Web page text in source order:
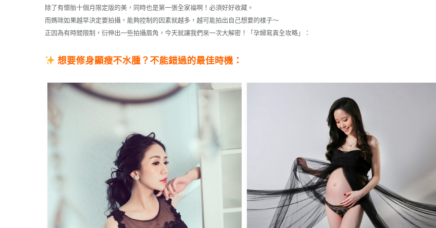
除了有懷胎十個月限定版的美，同時也是第一張全家福啊！必須好好收藏。
而媽咪如果越早決定要拍攝，能夠控制的因素就越多，越可能拍出自己想要的樣子～
正因為有時間限制，衍伸出一些拍攝眉角，今天就讓我們來一次大解密！「孕婦寫真全攻略」：
想要修身顯瘦不水腫？不能錯過的最佳時機：